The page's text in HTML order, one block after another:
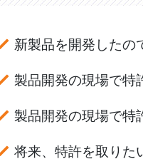
新製品を開発したの
製品開発の現場で特
製品開発の現場で特
将来、特許を取りた